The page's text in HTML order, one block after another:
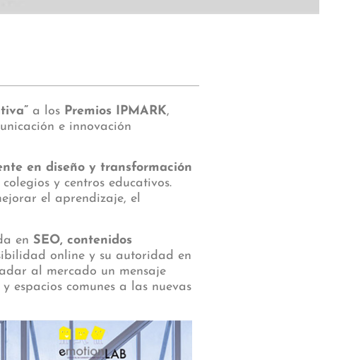
a los Premios IPMARK,
e innovación
en diseño y transformación
y centros educativos.
el aprendizaje, el
en SEO, contenidos
online y su autoridad en
al mercado un mensaje
espacios comunes a las nuevas